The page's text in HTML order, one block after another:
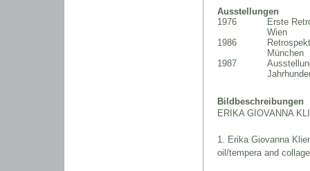
Ausstellungen
1976
Erste
Wien
1986
München
1987
Bildbeschreibungen
ERIKA GIOVANNA
1. Erika Giovanna
oil/tempera and